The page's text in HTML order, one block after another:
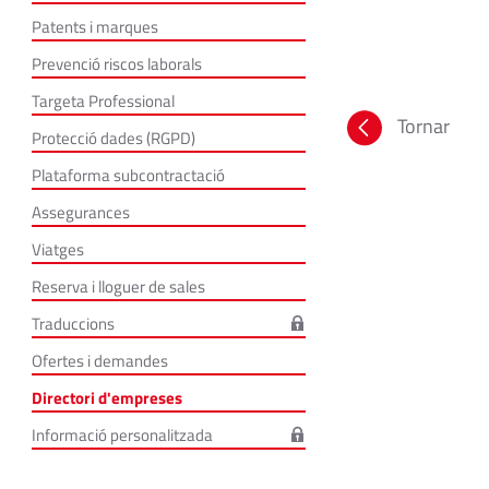
Patents i marques
Prevenció riscos laborals
Targeta Professional
Protecció dades (RGPD)
Plataforma subcontractació
Assegurances
Viatges
Reserva i lloguer de sales
Traduccions
Ofertes i demandes
Directori d'empreses
Informació personalitzada
Tornar